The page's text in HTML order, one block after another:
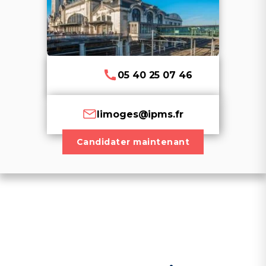
d’avoir de l’entraînement et une
préparation pour réussir les tests physiques
d’entrée en formation.
Multi-activités :
Sports de raquettes
Sports de combat
Sports en pleine nature
Cours collectifs
05 40 25 07 46
limoges@ipms.fr
Candidater maintenant